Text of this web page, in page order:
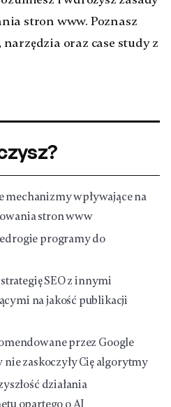
stron www. Poznasz
oraz case study z
mechanizmy wpływające na
stron www
programy do
SEO z innymi
na jakość publikacji
przez Google
nie zaskoczyły Cię algorytmy
działania
opartego o AI